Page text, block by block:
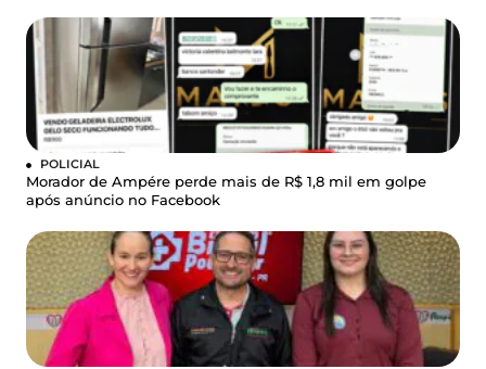
POLICIAL
Morador de Ampére perde mais de R$ 1,8 mil em golpe
após anúncio no Facebook